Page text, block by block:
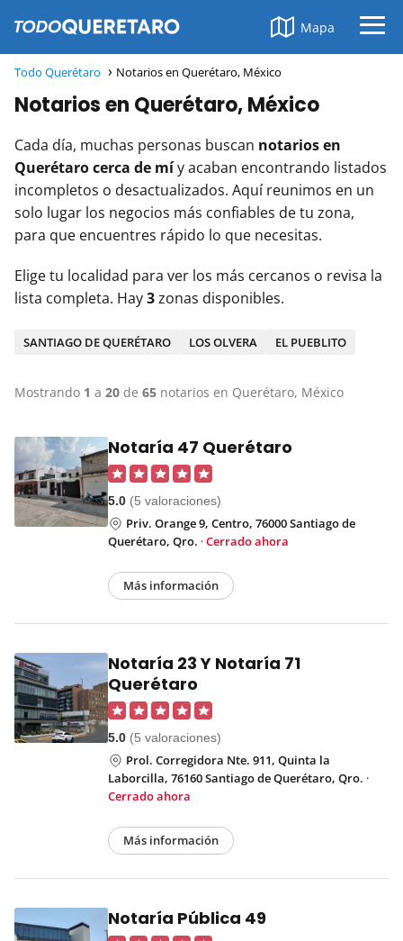
Mapa
Todo Querétaro Notarios en Querétaro, México
Notarios en Querétaro, México
Cada día, muchas personas buscan notarios en
Querétaro cerca de míy acaban encontrando listados
incompletos o desactualizados. Aquí reunimos en un
solo lugar los negocios más confiables de tu zona,
para que encuentres rápido lo que necesitas.
Elige tu localidad para ver los más cercanos o revisa la
lista completa. Hay3zonas disponibles.
SANTIAGO DE QUERÉTARO LOS OLVERA EL PUEBLITO
Mostrando 1 a 20 de 65 notarios en Querétaro, México
Notaría 47 Querétaro
5.0 (5 valoraciones)
Priv. Orange 9, Centro, 76000 Santiago de
Querétaro, Qro. ·Cerrado ahora
Más información
Notaría 23 Y Notaría 71
Querétaro
5.0 (5 valoraciones)
Prol. Corregidora Nte. 911, Quinta la
Laborcilla, 76160 Santiago de Querétaro, Qro. ·
Cerrado ahora
Más información
Notaría Pública 49